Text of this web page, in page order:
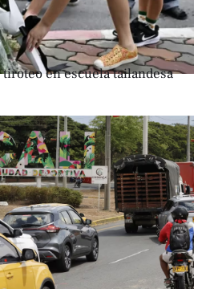
en escuela tailandesa